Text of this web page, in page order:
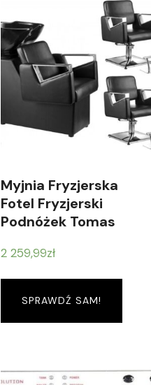
Myjnia Fryzjerska
Fotel Fryzjerski
Podnóżek Tomas
2 259,99zł
SPRAWDŹ SAM!